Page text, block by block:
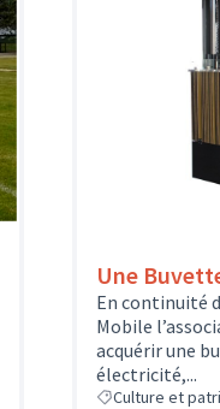
Une
En continuité
Mobile
acquérir une
électricité,...
Culture et